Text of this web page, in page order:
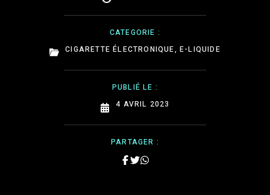
CATEGORIE :
CIGARETTE ÉLECTRONIQUE, E-LIQUIDE
PUBLIÉ LE :
4 AVRIL 2023
PARTAGER :